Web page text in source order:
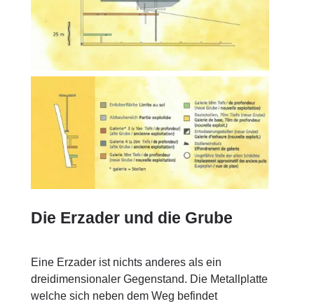
Die Erzader und die Grube
Eine Erzader ist nichts anderes als ein
dreidimensionaler Gegenstand. Die Metallplatte
welche sich neben dem Weg befindet